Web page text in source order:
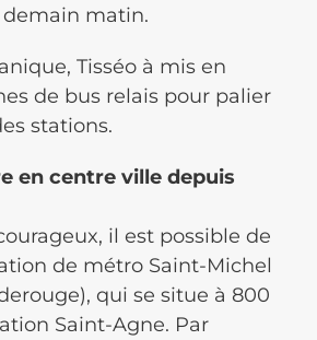
matin.
Tisséo à mis en
de bus relais pour palier
stations.
en centre ville depuis
il est possible de
de métro Saint-Michel
qui se situe à 800
Saint-Agne. Par